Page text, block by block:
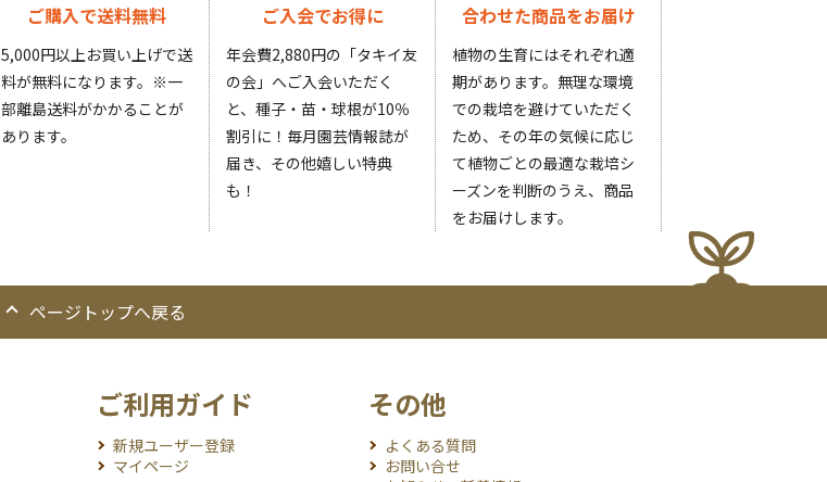
ご購入で送料無料
5,000円以上お買い上げで送
料が無料になります。 ※一
部離島送料がかかることが
あります。
ご入会でお得に
年会費2,880円の「タキイ友
の会」へご入会いただく
と、種子・苗・球根が10％
割引に！毎月園芸情報誌が
届き、その他嬉しい特典
も！
合わせた商品をお届け
植物の生育にはそれぞれ適
期があります。無理な環境
での栽培を避けていただく
ため、その年の気候に応じ
て植物ごとの最適な栽培シ
ーズンを判断のうえ、商品
をお届けします。
ページトップへ戻る
ご利用ガイド
新規ユーザー登録
マイページ
その他
よくある質問
お問い合せ